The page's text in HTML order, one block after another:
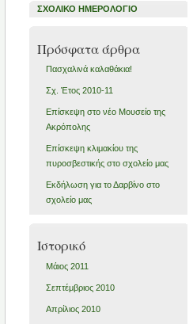
ΣΧΟΛΙΚΟ ΗΜΕΡΟΛΟΓΙΟ
Πρόσφατα άρθρα
Πασχαλινά καλαθάκια!
Σχ. Έτος 2010-11
Επίσκεψη στο νέο Μουσείο της
Ακρόπολης
Επίσκεψη κλιμακίου της
πυροσβεστικής στο σχολείο μας
Εκδήλωση για το Δαρβίνο στο
σχολείο μας
Ιστορικό
Μάιος 2011
Σεπτέμβριος 2010
Απρίλιος 2010